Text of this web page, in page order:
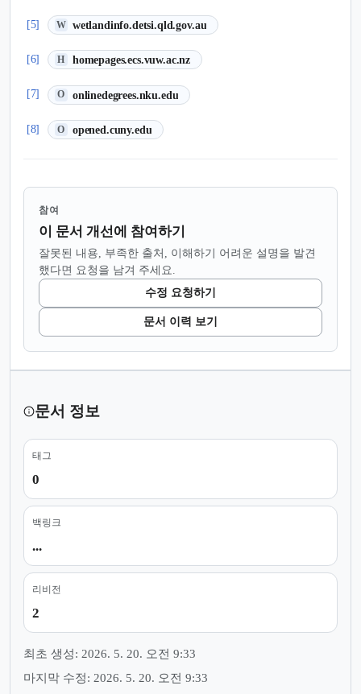
[5] W wetlandinfo.detsi.qld.gov.au
(새 탭에서 열림)
[6] H homepages.ecs.vuw.ac.nz
(새 탭에서 열림)
[7] O onlinedegrees.nku.edu
(새 탭에서 열림)
[8] O opened.cuny.edu
(새 탭에서 열림)
참여
이 문서 개선에 참여하기
잘못된 내용, 부족한 출처, 이해하기 어려운 설명을 발견
했다면 요청을 남겨 주세요.
수정 요청하기
문서 이력 보기
문서 정보
태그
0
백링크
...
리비전
2
최초 생성: 2026. 5. 20. 오전 9:33
마지막 수정: 2026. 5. 20. 오전 9:33